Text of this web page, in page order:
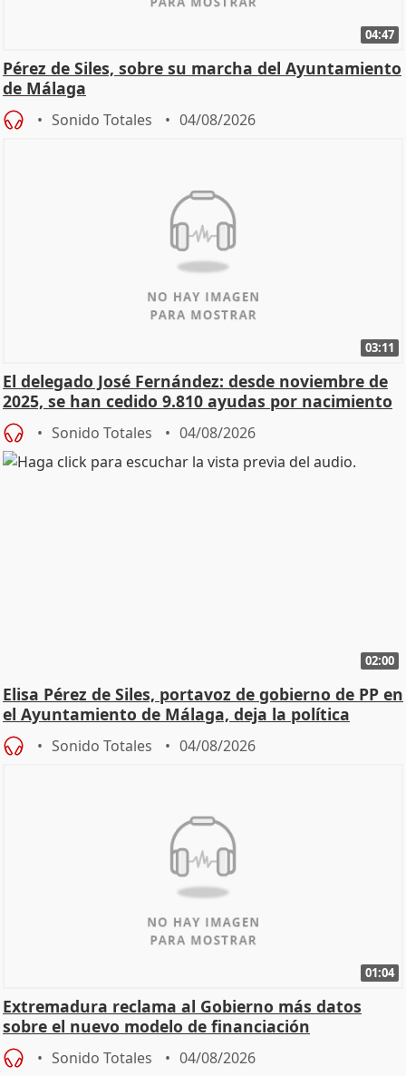
04:47
Pérez de Siles, sobre su marcha del Ayuntamiento
de Málaga
Sonido Totales 04/08/2026
03:11
El delegado José Fernández: desde noviembre de
2025, se han cedido 9.810 ayudas por nacimiento
Sonido Totales 04/08/2026
02:00
Elisa Pérez de Siles, portavoz de gobierno de PP en
el Ayuntamiento de Málaga, deja la política
Sonido Totales 04/08/2026
01:04
Extremadura reclama al Gobierno más datos
sobre el nuevo modelo de financiación
Sonido Totales 04/08/2026